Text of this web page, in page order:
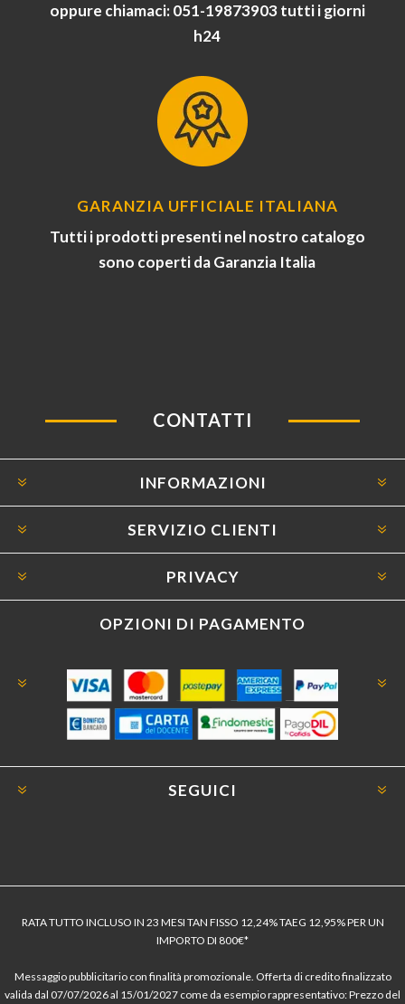
oppure chiamaci: 051-19873903 tutti i giorni
h24
GARANZIA UFFICIALE ITALIANA
Tutti i prodotti presenti nel nostro catalogo
sono coperti da Garanzia Italia
CONTATTI
INFORMAZIONI
SERVIZIO CLIENTI
PRIVACY
OPZIONI DI PAGAMENTO
SEGUICI
RATA TUTTO INCLUSO IN 23 MESI TAN FISSO 12,24% TAEG 12,95% PER UN
IMPORTO DI 800€*
Messaggio pubblicitario con finalità promozionale. Offerta di credito finalizzato
valida dal 07/07/2026 al 15/01/2027 come da esempio rappresentativo: Prezzo del